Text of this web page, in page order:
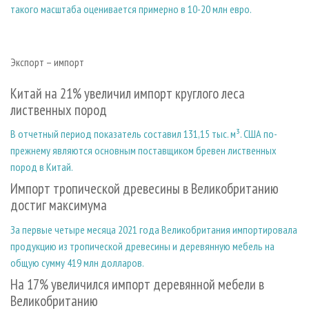
такого масштаба оценивается примерно в 10-20 млн евро.
Экспорт – импорт
Китай на 21% увеличил импорт круглого леса
лиственных пород
В отчетный период показатель составил 131,15 тыс. м³. США по-
прежнему являются основным поставщиком бревен лиственных
пород в Китай.
Импорт тропической древесины в Великобританию
достиг максимума
За первые четыре месяца 2021 года Великобритания импортировала
продукцию из тропической древесины и деревянную мебель на
общую сумму 419 млн долларов.
На 17% увеличился импорт деревянной мебели в
Великобританию